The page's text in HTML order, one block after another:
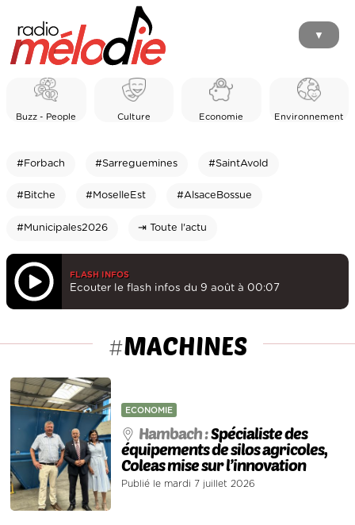
▼
Buzz - People Culture Economie Environnement
#Forbach #Sarreguemines #SaintAvold
#Bitche #MoselleEst #AlsaceBossue
#Municipales2026 ⇥ Toute l'actu
FLASH INFOS
Ecouter le flash infos du 9 août à 00:07
#MACHINES
ECONOMIE
Hambach :Spécialiste des
équipements de silos agricoles,
Coleas mise sur l’innovation
Publié le mardi 7 juillet 2026